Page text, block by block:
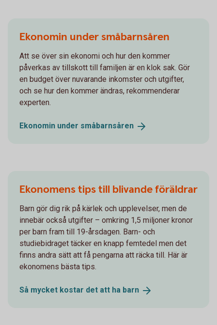
Ekonomin under småbarnsåren
Att se över sin ekonomi och hur den kommer
påverkas av tillskott till familjen är en klok sak. Gör
en budget över nuvarande inkomster och utgifter,
och se hur den kommer ändras, rekommenderar
experten.
Ekonomin under småbarnsåren
Ekonomens tips till blivande föräldrar
Barn gör dig rik på kärlek och upplevelser, men de
innebär också utgifter – omkring 1,5 miljoner kronor
per barn fram till 19-årsdagen. Barn- och
studiebidraget täcker en knapp femtedel men det
finns andra sätt att få pengarna att räcka till. Här är
ekonomens bästa tips.
Så mycket kostar det att ha barn